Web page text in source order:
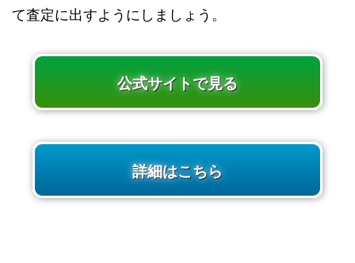
て査定に出すようにしましょう。
公式サイトで見る
詳細はこちら